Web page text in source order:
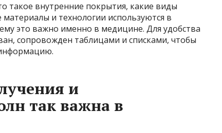
такое внутренние покрытия, какие виды
и технологии используются в
это важно именно в медицине. Для удобства
сопровожден таблицами и списками, чтобы
и
так важна в